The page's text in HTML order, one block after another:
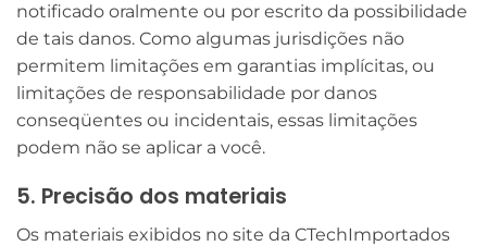
notificado oralmente ou por escrito da possibilidade
de tais danos. Como algumas jurisdições não
permitem limitações em garantias implícitas, ou
limitações de responsabilidade por danos
conseqüentes ou incidentais, essas limitações
podem não se aplicar a você.
5. Precisão dos materiais
Os materiais exibidos no site da CTechImportados